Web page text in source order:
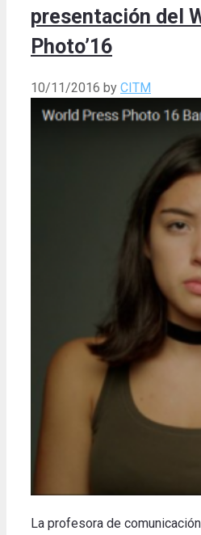
presentación del
Photo’16
10/11/2016 by CITM
La profesora de